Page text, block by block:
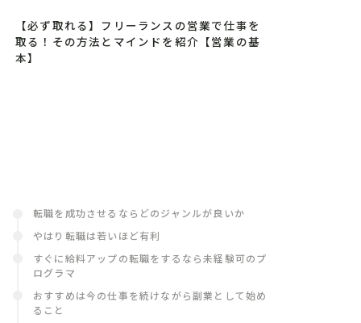
【必ず取れる】フリーランスの営業で仕事を
取る！その方法とマインドを紹介【営業の基
本】
転職を成功させるならどのジャンルが良いか
やはり転職は若いほど有利
すぐに給料アップの転職をするなら未経験可のプ
ログラマ
おすすめは今の仕事を続けながら副業として始め
ること